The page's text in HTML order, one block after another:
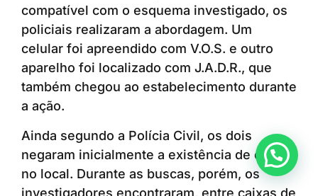
compatível com o esquema investigado, os
policiais realizaram a abordagem. Um
celular foi apreendido com V.O.S. e outro
aparelho foi localizado com J.A.D.R., que
também chegou ao estabelecimento durante
a ação.
Ainda segundo a Polícia Civil, os dois
negaram inicialmente a existência de drogas
no local. Durante as buscas, porém, os
investigadores encontraram, entre caixas de
Anunciar ou recomendar matéria